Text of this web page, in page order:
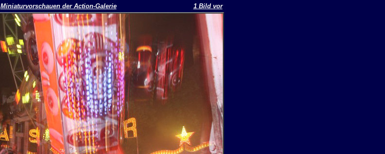
Miniaturvorschauen der Action-Galerie 1 Bild vor